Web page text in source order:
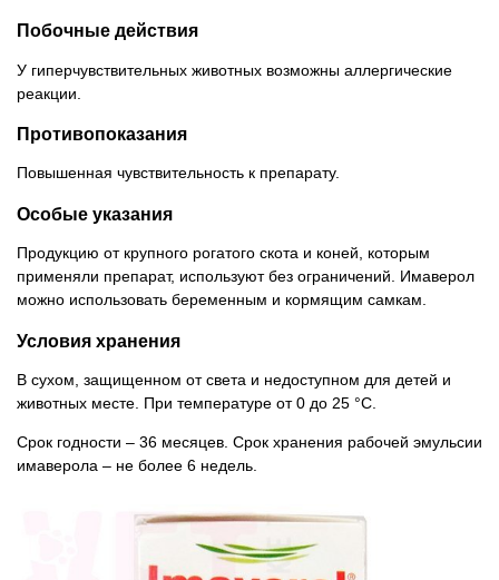
Побочные действия
У гиперчувствительных животных возможны аллергические
реакции.
Противопоказания
Повышенная чувствительность к препарату.
Особые указания
Продукцию от крупного рогатого скота и коней, которым
применяли препарат, используют без ограничений. Имаверол
можно использовать беременным и кормящим самкам.
Условия хранения
В сухом, защищенном от света и недоступном для детей и
животных месте. При температуре от 0 до 25 °С.
Срок годности – 36 месяцев. Срок хранения рабочей эмульсии
имаверола – не более 6 недель.